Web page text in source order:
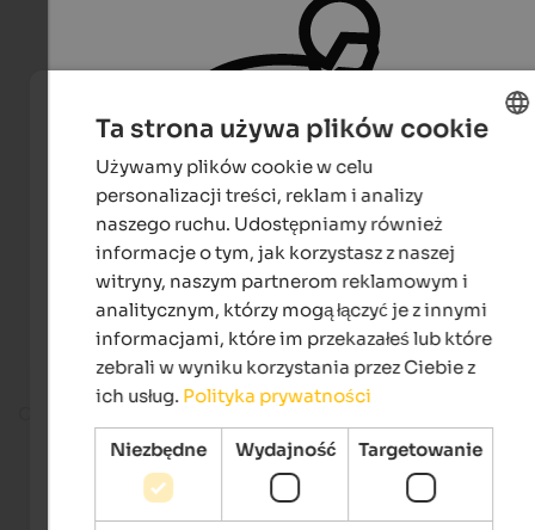
Ta strona używa plików cookie
Używamy plików cookie w celu
personalizacji treści, reklam i analizy
naszego ruchu. Udostępniamy również
informacje o tym, jak korzystasz z naszej
witryny, naszym partnerom reklamowym i
analitycznym, którzy mogą łączyć je z innymi
informacjami, które im przekazałeś lub które
zebrali w wyniku korzystania przez Ciebie z
ich usług. Polityka prywatności
Niezbędne Wydajność Targetowanie